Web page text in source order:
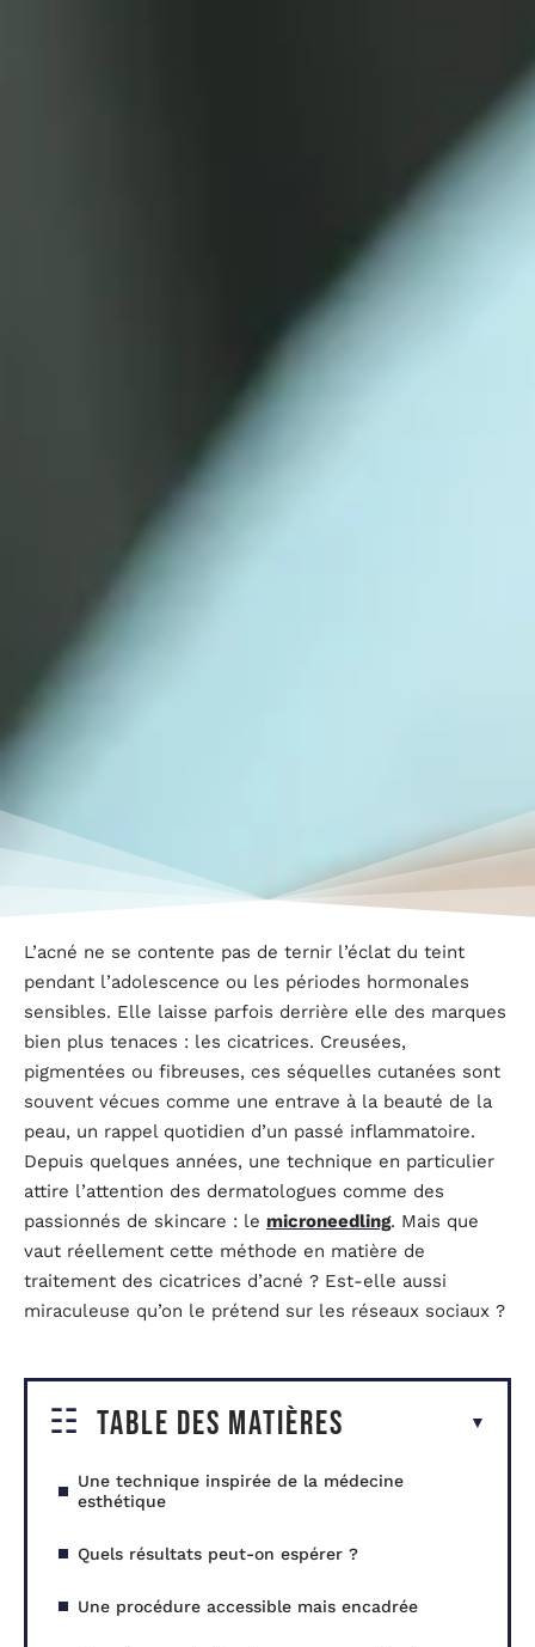
L’acné ne se contente pas de ternir l’éclat du teint
pendant l’adolescence ou les périodes hormonales
sensibles. Elle laisse parfois derrière elle des marques
bien plus tenaces : les cicatrices. Creusées,
pigmentées ou fibreuses, ces séquelles cutanées sont
souvent vécues comme une entrave à la beauté de la
peau, un rappel quotidien d’un passé inflammatoire.
Depuis quelques années, une technique en particulier
attire l’attention des dermatologues comme des
passionnés de skincare : le microneedling. Mais que
vaut réellement cette méthode en matière de
traitement des cicatrices d’acné ? Est-elle aussi
miraculeuse qu’on le prétend sur les réseaux sociaux ?
Table des matières
Une technique inspirée de la médecine
esthétique
Quels résultats peut-on espérer ?
Une procédure accessible mais encadrée